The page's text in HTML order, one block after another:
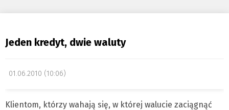
Jeden kredyt, dwie waluty
01.06.2010 (10:06)
Klientom, którzy wahają się, w której walucie zaciągnąć